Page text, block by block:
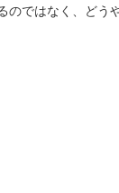
のではなく、どう